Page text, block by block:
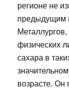
регионе не
предыдущим
физических
сахара в
возрасте. Он